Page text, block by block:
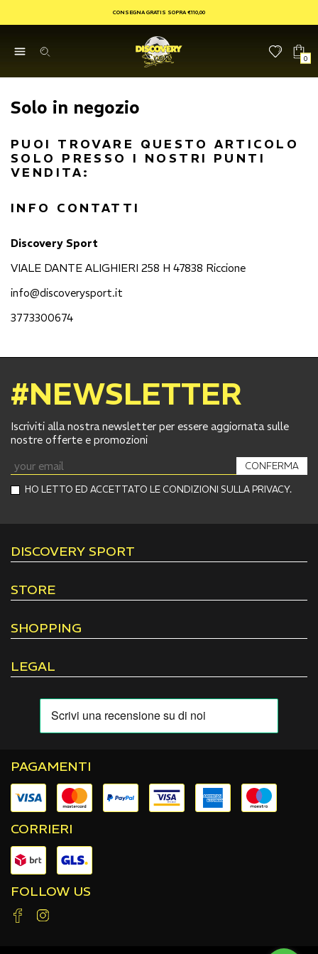
CONSEGNA GRATIS SOPRA €110,00
0
Solo in negozio
PUOI TROVARE QUESTO ARTICOLO
SOLO PRESSO I NOSTRI PUNTI
VENDITA:
INFO CONTATTI
Discovery Sport
VIALE DANTE ALIGHIERI 258 H 47838 Riccione
info@discoverysport.it
3773300674
#NEWSLETTER
Iscriviti alla nostra newsletter per essere aggiornata sulle
nostre offerte e promozioni
HO LETTO ED ACCETTATO LE CONDIZIONI SULLA PRIVACY.
CONFERMA
DISCOVERY SPORT
STORE
SHOPPING
LEGAL
PAGAMENTI
CORRIERI
FOLLOW US